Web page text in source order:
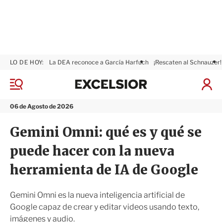
M
n
06 de Agosto de 2026
LO DE HOY: La DEA reconoce a García Harfuch ¡Rescaten al Schnauzer!
I
x
r
Gemini Omni: qué es y qué se
puede hacer con la nueva
herramienta de IA de Google
Gemini Omni es la nueva inteligencia artificial de
Google capaz de crear y editar videos usando texto,
imágenes y audio.